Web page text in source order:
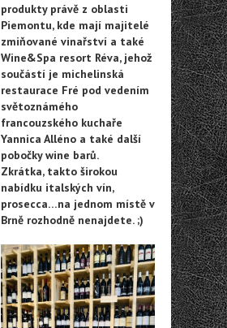
produkty právě z oblasti
Piemontu, kde mají majitelé
zmiňované vinařství a také
Wine&Spa resort Réva, jehož
součástí je michelinská
restaurace Fré pod vedením
světoznámého
francouzského kuchaře
Yannica Alléno a také další
pobočky wine barů.
Zkrátka, takto širokou
nabídku italských vín,
prosecca…na jednom místě v
Brně rozhodně nenajdete. ;)